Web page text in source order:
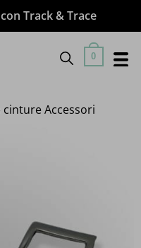
Track & Trace
0
cinture Accessori